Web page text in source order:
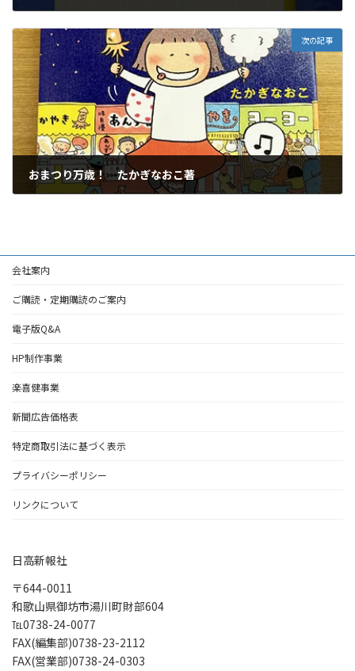
次の記事
おまつり万歳！ たかぎなおこ著
会社案内
ご購読・定期購読のご案内
電子版Q&A
HP制作事業
楽喜健事業
新聞広告価格表
特定商取引法に基づく表示
プライバシーポリシー
リンクについて
日高新報社
〒644-0011
和歌山県御坊市湯川町財部604
℡0738-24-0077
FAX(編集部)0738-23-2112
FAX(営業部)0738-24-0303